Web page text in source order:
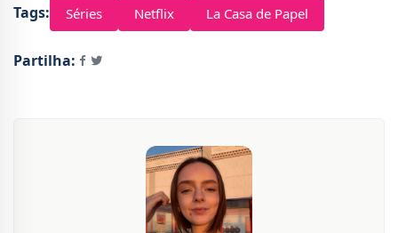
Tags: Séries Netflix La Casa de Papel
Partilha: